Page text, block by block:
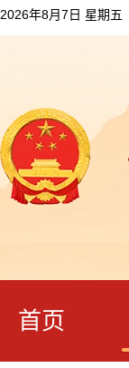
2026年8月7日 星期五
首页